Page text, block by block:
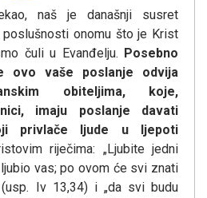
naš je današnji susret
poslušnosti onomu što je Krist
čuli u Evanđelju. Posebno
ovo vaše poslanje odvija
obiteljima, koje,
imaju poslanje davati
privlače ljude u ljepoti
riječima: „Ljubite jedni
vas; po ovom će svi znati
Iv 13,34) i „da svi budu